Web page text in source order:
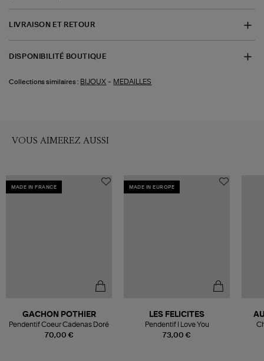
LIVRAISON ET RETOUR
DISPONIBILITÉ BOUTIQUE
Collections similaires : BIJOUX - MEDAILLES
VOUS AIMEREZ AUSSI
MADE IN FRANCE
70,00 €
GACHON POTHIER
Pendentif Coeur Cadenas Doré
MADE IN EUROPE
73,00 €
LES FELICITES
Pendentif I Love You